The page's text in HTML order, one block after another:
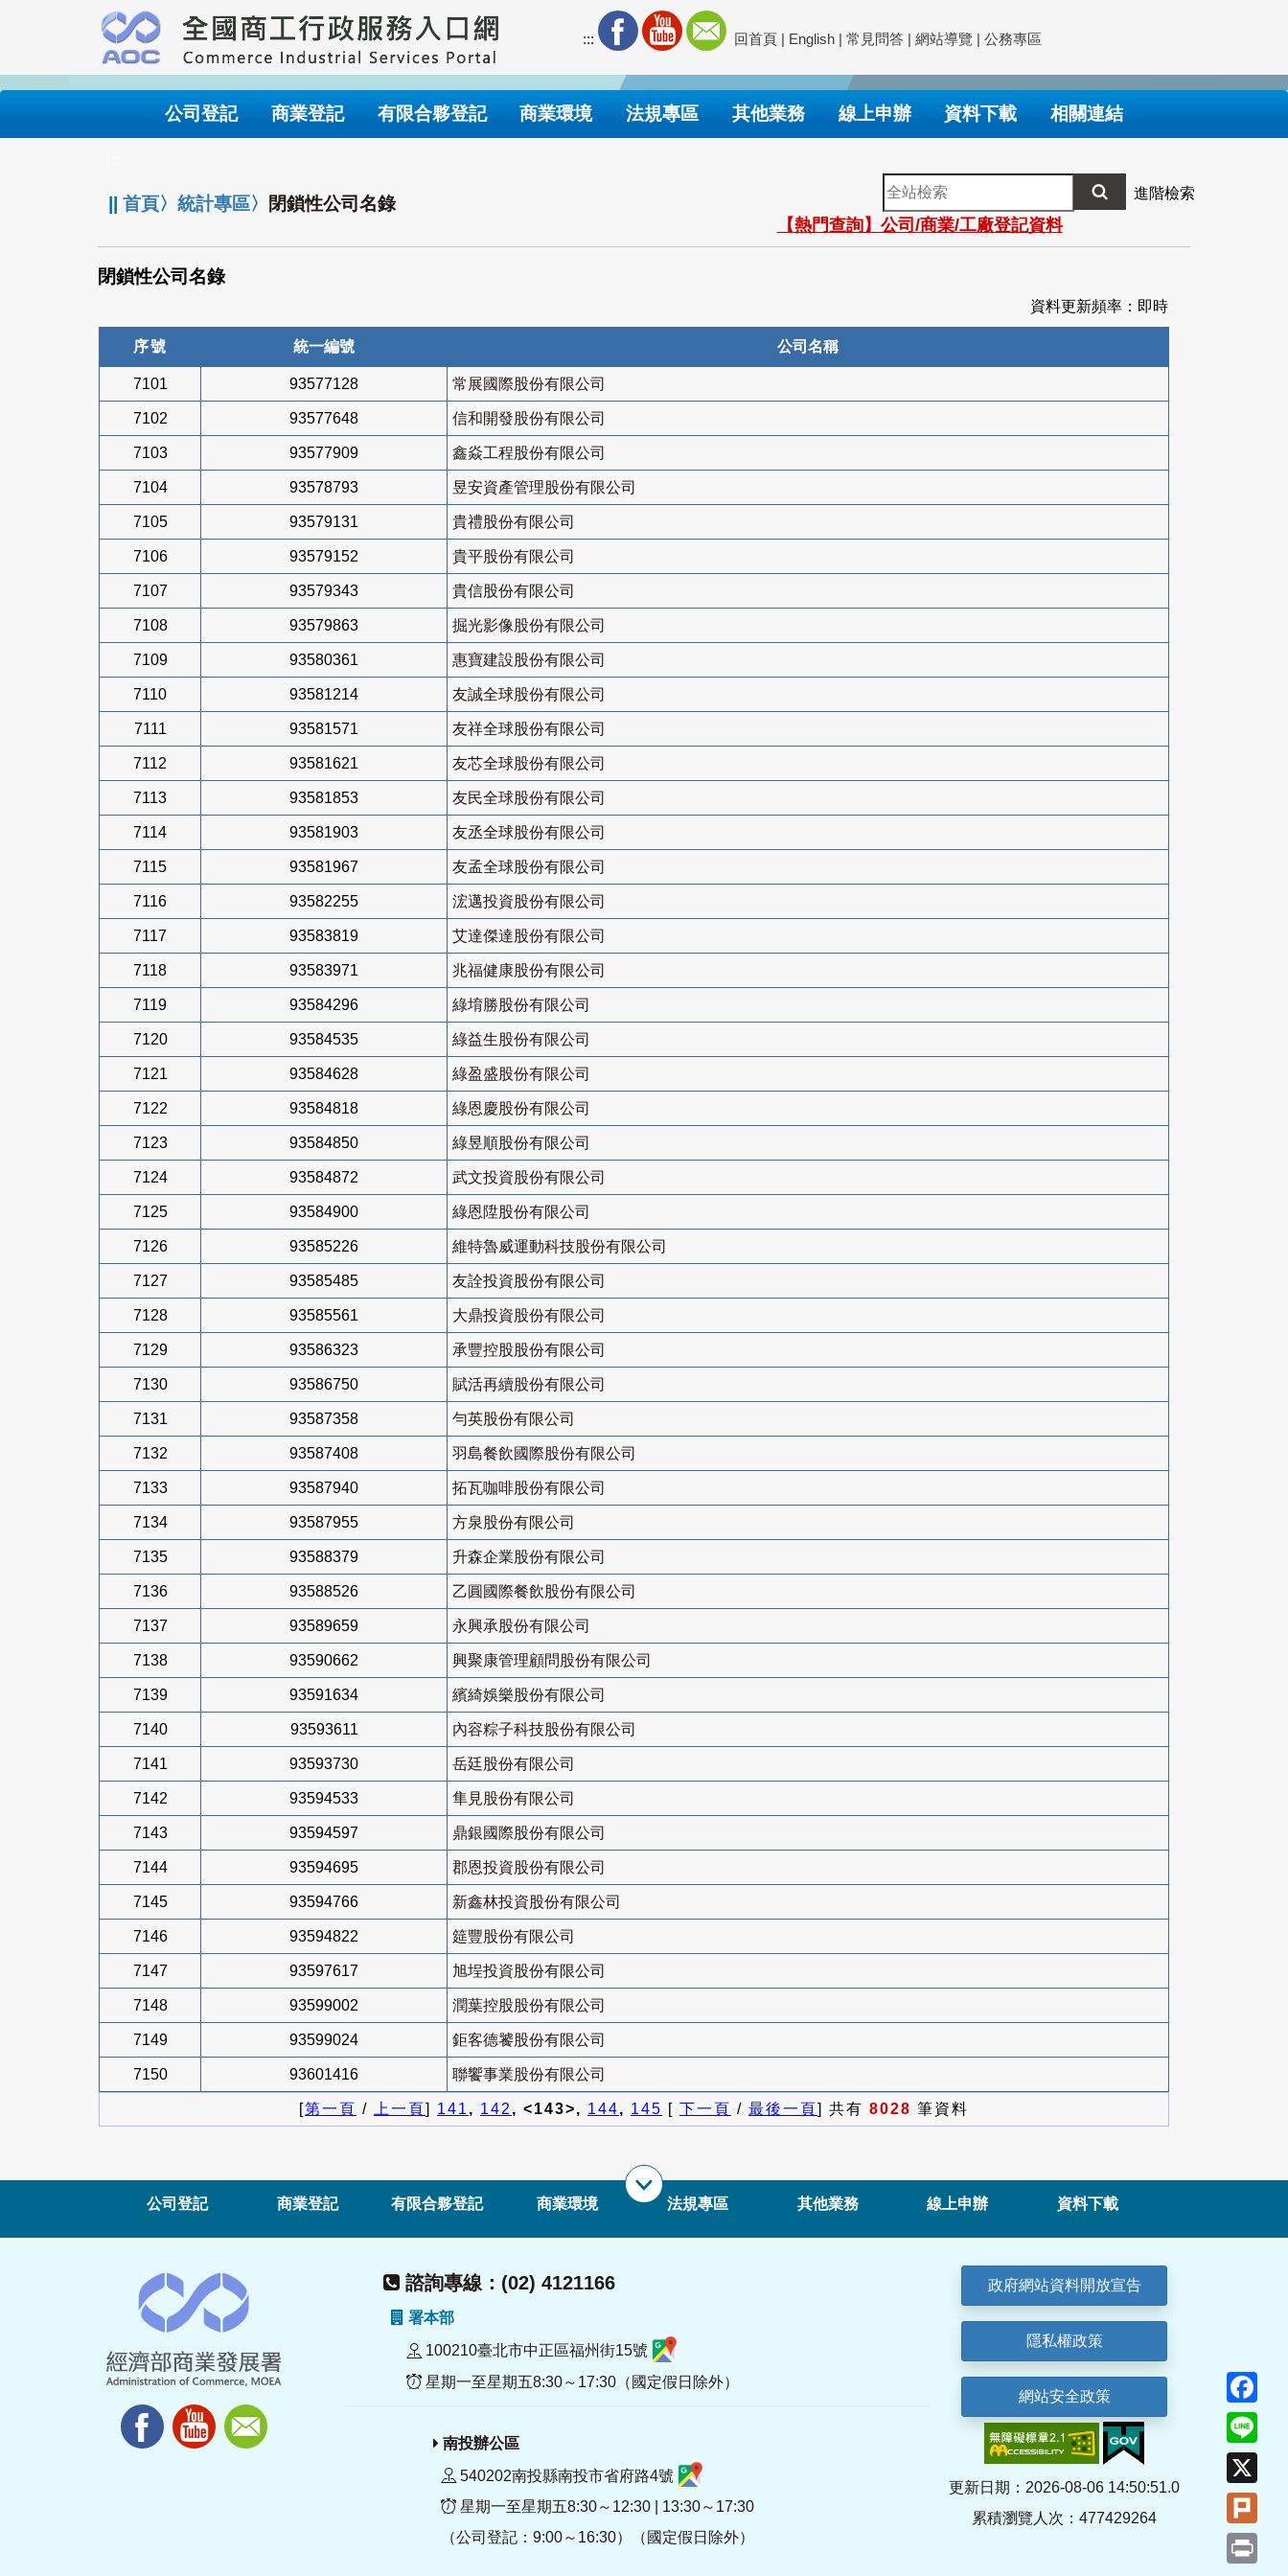
要
內
::: 回首頁 | English | 常見問答 | 網站導覽 | 公務專區
公司登記 商業登記 有限合夥登記 商業環境 法規專區 其他業務 線上申辦 資料下載 相關連結
||首頁〉統計專區〉 閉鎖性公司名錄
全
站
檢
索
進階檢索
【熱門查詢】公司/商業/工廠登記資料
閉鎖性公司名錄
資料更新頻率：即時
序號 統一編號 公司名稱
7101 93577128 常展國際股份有限公司
7102 93577648 信和開發股份有限公司
7103 93577909 鑫焱工程股份有限公司
7104 93578793 昱安資產管理股份有限公司
7105 93579131 貴禮股份有限公司
7106 93579152 貴平股份有限公司
7107 93579343 貴信股份有限公司
7108 93579863 掘光影像股份有限公司
7109 93580361 惠寶建設股份有限公司
7110 93581214 友誠全球股份有限公司
7111 93581571 友祥全球股份有限公司
7112 93581621 友芯全球股份有限公司
7113 93581853 友民全球股份有限公司
7114 93581903 友丞全球股份有限公司
7115 93581967 友孟全球股份有限公司
7116 93582255 浤邁投資股份有限公司
7117 93583819 艾達傑達股份有限公司
7118 93583971 兆福健康股份有限公司
7119 93584296 綠堉勝股份有限公司
7120 93584535 綠益生股份有限公司
7121 93584628 綠盈盛股份有限公司
7122 93584818 綠恩慶股份有限公司
7123 93584850 綠昱順股份有限公司
7124 93584872 武文投資股份有限公司
7125 93584900 綠恩陞股份有限公司
7126 93585226 維特魯威運動科技股份有限公司
7127 93585485 友詮投資股份有限公司
7128 93585561 大鼎投資股份有限公司
7129 93586323 承豐控股股份有限公司
7130 93586750 賦活再續股份有限公司
7131 93587358 勻英股份有限公司
7132 93587408 羽島餐飲國際股份有限公司
7133 93587940 拓瓦咖啡股份有限公司
7134 93587955 方泉股份有限公司
7135 93588379 升森企業股份有限公司
7136 93588526 乙圓國際餐飲股份有限公司
7137 93589659 永興承股份有限公司
7138 93590662 興聚康管理顧問股份有限公司
7139 93591634 繽綺娛樂股份有限公司
7140 93593611 內容粽子科技股份有限公司
7141 93593730 岳廷股份有限公司
7142 93594533 隼見股份有限公司
7143 93594597 鼎銀國際股份有限公司
7144 93594695 郡恩投資股份有限公司
7145 93594766 新鑫林投資股份有限公司
7146 93594822 筵豐股份有限公司
7147 93597617 旭埕投資股份有限公司
7148 93599002 潤葉控股股份有限公司
7149 93599024 鉅客德饕股份有限公司
7150 93601416 聯饗事業股份有限公司
[第一頁 / 上一頁] 141, 142, <143>, 144, 145 [ 下一頁 / 最後一頁] 共有 8028 筆資料
公司登記 商業登記 有限合夥登記 商業環境 法規專區 其他業務 線上申辦 資料下載
諮詢專線：(02) 4121166
署本部
100210臺北市中正區福州街15號
星期一至星期五8:30～17:30（國定假日除外）
南投辦公區
540202南投縣南投市省府路4號
星期一至星期五8:30～12:30 | 13:30～17:30
（公司登記：9:00～16:30）（國定假日除外）
政府網站資料開放宣告
隱私權政策
網站安全政策
更新日期：2026-08-06 14:50:51.0
累積瀏覽人次：477429264